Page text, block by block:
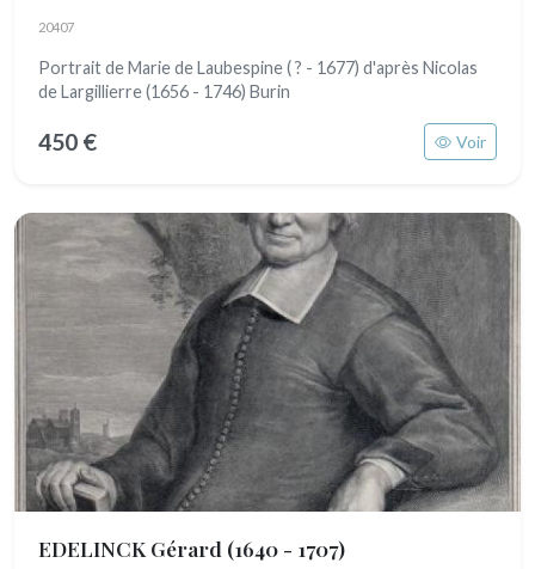
20407
Portrait de Marie de Laubespine ( ? - 1677) d'après Nicolas
de Largillierre (1656 - 1746) Burin
450 € Voir
EDELINCK Gérard (1640 - 1707)